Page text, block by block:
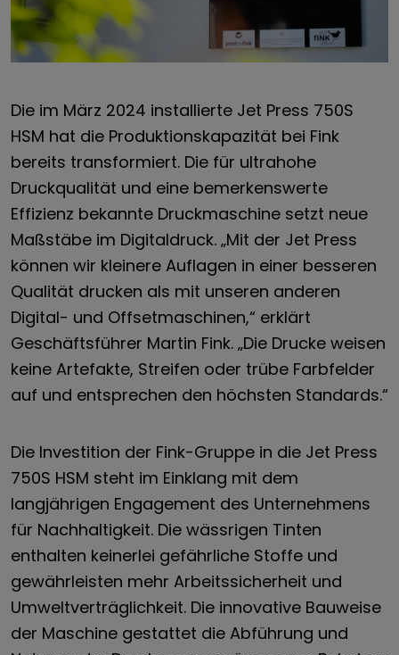
Die im März 2024 installierte Jet Press 750S
HSM hat die Produktionskapazität bei Fink
bereits transformiert. Die für ultrahohe
Druckqualität und eine bemerkenswerte
Effizienz bekannte Druckmaschine setzt neue
Maßstäbe im Digitaldruck. „Mit der Jet Press
können wir kleinere Auflagen in einer besseren
Qualität drucken als mit unseren anderen
Digital- und Offsetmaschinen,“ erklärt
Geschäftsführer Martin Fink. „Die Drucke weisen
keine Artefakte, Streifen oder trübe Farbfelder
auf und entsprechen den höchsten Standards.“
Die Investition der Fink-Gruppe in die Jet Press
750S HSM steht im Einklang mit dem
langjährigen Engagement des Unternehmens
für Nachhaltigkeit. Die wässrigen Tinten
enthalten keinerlei gefährliche Stoffe und
gewährleisten mehr Arbeitssicherheit und
Umweltverträglichkeit. Die innovative Bauweise
der Maschine gestattet die Abführung und